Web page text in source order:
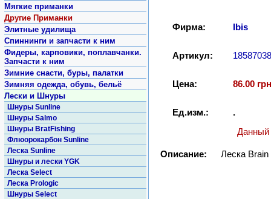
Фирма: Ibis
Артикул: 18587038
Цена: 86.00
Ед.изм.:
.
Данный
Описание: Леска
Мягкие приманки
Другие Приманки
Элитные удилища
Спиннинги и запчасти к ним
Фидеры, карповики, поплавчанки.
Запчасти к ним
Зимние снасти, буры, палатки
Зимняя одежда, обувь, бельё
Лески и Шнуры
Шнуры Sunline
Шнуры Salmo
Шнуры BratFishing
Флюорокарбон Sunline
Леска Sunline
Шнуры и лески YGK
Леска Select
Леска Prologic
Шнуры Select